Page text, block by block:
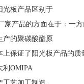
光板产品区别于
家产品的方面在于：一
产的聚碳酸酯原
上保证了阳光板产品的
利OMIPA